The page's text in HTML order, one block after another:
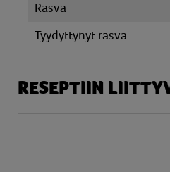
Rasva
Tyydyttynyt rasva
RESEPTIIN